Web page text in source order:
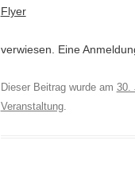
Flyer
verwiesen. Eine
Dieser Beitrag wurde am 30.
Veranstaltung.